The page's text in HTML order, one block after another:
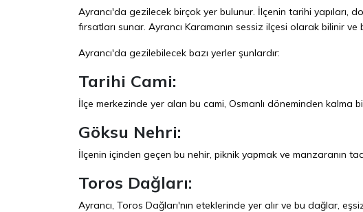
Ayrancı'da gezilecek birçok yer bulunur. İlçenin tarihi yapıları,
fırsatları sunar. Ayrancı Karamanın sessiz ilçesi olarak bilinir ve
Ayrancı'da gezilebilecek bazı yerler şunlardır:
Tarihi Cami:
İlçe merkezinde yer alan bu cami, Osmanlı döneminden
Göksu Nehri:
İlçenin içinden geçen bu nehir, piknik yapmak ve manzaranın
Toros Dağları:
Ayrancı, Toros Dağları'nın eteklerinde yer alır ve bu dağlar,